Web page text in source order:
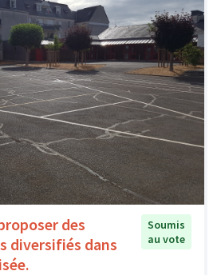
des
diversifiés dans
Soumis
au vote